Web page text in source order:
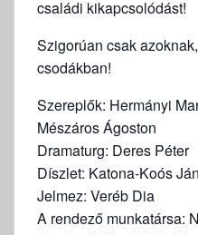
családi kikapcsolódást!
Szigorúan csak
csodákban!
Szereplők: Hermányi
Mészáros Ágoston
Dramaturg: Deres Péter
Díszlet: Katona-Koós
Jelmez: Veréb Dia
A rendező munkatársa: